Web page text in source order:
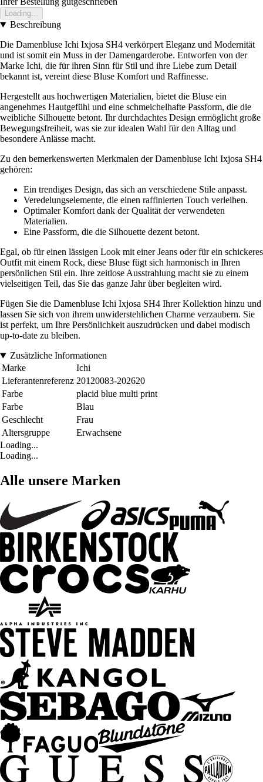
Loading...
Beschreibung
Die Damenbluse Ichi Ixjosa SH4 verkörpert Eleganz und Modernität
und ist somit ein Muss in der Damengarderobe. Entworfen von der
Marke Ichi, die für ihren Sinn für Stil und ihre Liebe zum Detail
bekannt ist, vereint diese Bluse Komfort und Raffinesse.
Hergestellt aus hochwertigen Materialien, bietet die Bluse ein
angenehmes Hautgefühl und eine schmeichelhafte Passform, die die
weibliche Silhouette betont. Ihr durchdachtes Design ermöglicht große
Bewegungsfreiheit, was sie zur idealen Wahl für den Alltag und
besondere Anlässe macht.
Zu den bemerkenswerten Merkmalen der Damenbluse Ichi Ixjosa SH4
gehören:
Ein trendiges Design, das sich an verschiedene Stile anpasst.
Veredelungselemente, die einen raffinierten Touch verleihen.
Optimaler Komfort dank der Qualität der verwendeten
Materialien.
Eine Passform, die die Silhouette dezent betont.
Egal, ob für einen lässigen Look mit einer Jeans oder für ein schickeres
Outfit mit einem Rock, diese Bluse fügt sich harmonisch in Ihren
persönlichen Stil ein. Ihre zeitlose Ausstrahlung macht sie zu einem
vielseitigen Teil, das Sie das ganze Jahr über begleiten wird.
Fügen Sie die Damenbluse Ichi Ixjosa SH4 Ihrer Kollektion hinzu und
lassen Sie sich von ihrem unwiderstehlichen Charme verzaubern. Sie
ist perfekt, um Ihre Persönlichkeit auszudrücken und dabei modisch
up-to-date zu bleiben.
Zusätzliche Informationen
Marke
Ichi
Lieferantenreferenz 20120083-202620
Farbe
placid blue multi print
Farbe
Blau
Geschlecht
Frau
Altersgruppe
Erwachsene
Loading...
Loading...
Alle unsere Marken